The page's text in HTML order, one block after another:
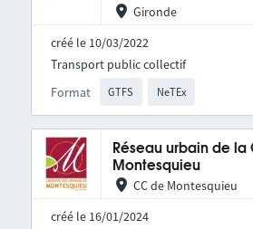
Gironde
créé le 10/03/2022
Format GTFS NeTEx
Transport public collectif
Réseau urbain de la
Montesquieu
CC de Montesquieu
créé le 16/01/2024